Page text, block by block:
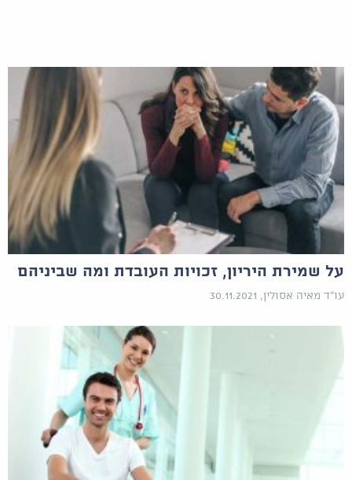
על שמירת היריון, זכויות העובדת ומה שביניהם
עו"ד מאיה אסולין, 30.11.2021